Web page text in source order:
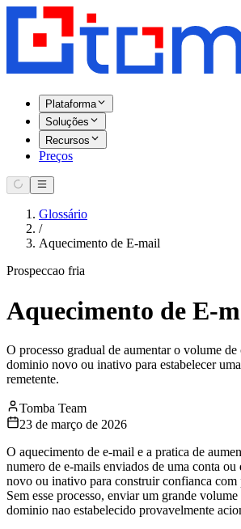
Plataforma
Soluções
Recursos
Preços
Glossário
/
Aquecimento de E-mail
Prospeccao fria
Aquecimento de E-
O processo gradual de aumentar o volume
dominio novo ou inativo para estabelecer
remetente.
Tomba Team
23 de março de 2026
O aquecimento de e-mail e a pratica de
numero de e-mails enviados de uma conta
novo ou inativo para construir confianca com
Sem esse processo, enviar um grande
dominio nao estabelecido provavelmente